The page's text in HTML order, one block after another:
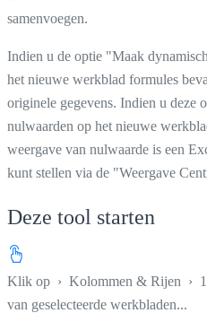
samenvoegen.
Indien u de optie "Maak
het nieuwe werkblad formules
originele gegevens. Indien u deze
nulwaarden op het nieuwe
weergave van nulwaarde is een
kunt stellen via de "Weergave
Deze tool starten
Klik op › Kolommen & Rijen ›
van geselecteerde werkbladen...